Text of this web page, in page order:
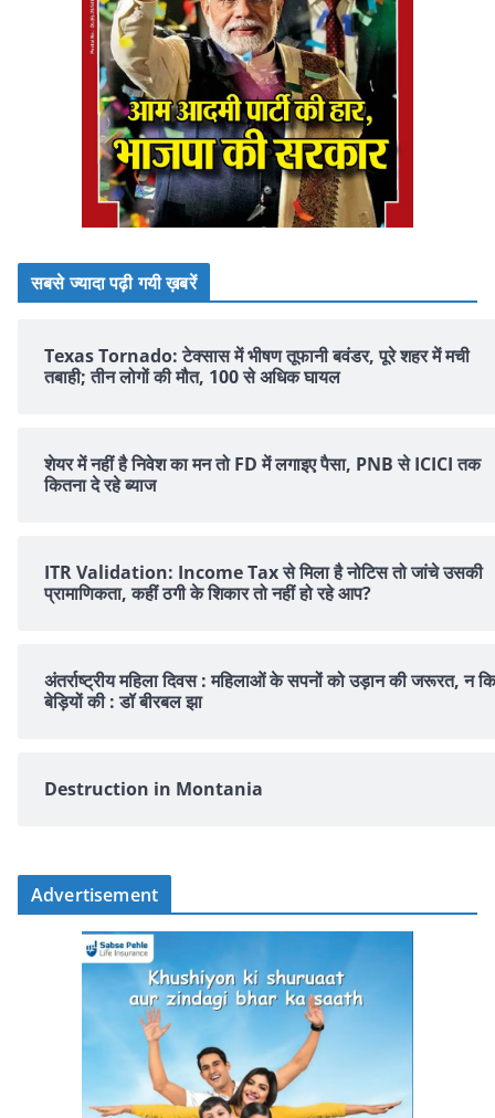
सबसे ज्यादा पढ़ी गयी ख़बरें
Texas Tornado: टेक्सास में भीषण तूफानी बवंडर, पूरे शहर में मची
तबाही; तीन लोगों की मौत, 100 से अधिक घायल
शेयर में नहीं है न‍िवेश का मन तो FD में लगाइए पैसा, PNB से ICICI तक
क‍ितना दे रहे ब्‍याज
ITR Validation: Income Tax से मिला है नोटिस तो जांचे उसकी
प्रामाणिकता, कहीं ठगी के शिकार तो नहीं हो रहे आप?
अंतर्राष्ट्रीय महिला दिवस : महिलाओं के सपनों को उड़ान की जरूरत, न कि
बेड़ियों की : डॉ बीरबल झा
Destruction in Montania
Advertisement